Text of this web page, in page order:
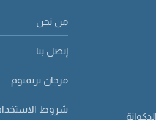
من نحن
إتصل بنا
مرجان بريميوم
شروط